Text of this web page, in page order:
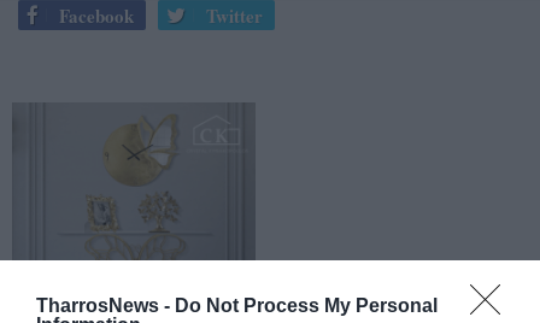
TharrosNews - Do Not Process My Personal
Facebook Twitter